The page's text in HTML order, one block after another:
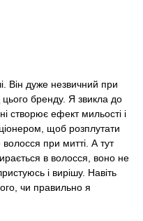
Він дуже незвичний при
цього бренду. Я звикла до
створює ефект мильості і
щоб розплутати
при митті. А тут
в волосся, воно не
і вирішу. Навіть
чи правильно я